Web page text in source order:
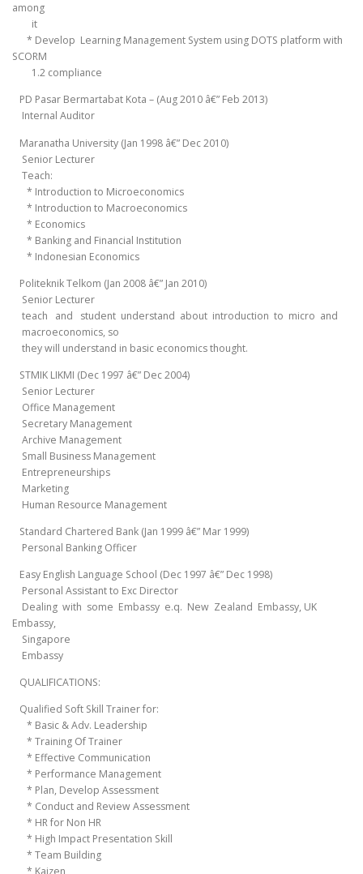
among
it
* Develop Learning Management System using DOTS platform with
SCORM
1.2 compliance
PD Pasar Bermartabat Kota – (Aug 2010 â€” Feb 2013)
Internal Auditor
Maranatha University (Jan 1998 â€” Dec 2010)
Senior Lecturer
Teach:
* Introduction to Microeconomics
* Introduction to Macroeconomics
* Economics
* Banking and Financial Institution
* Indonesian Economics
Politeknik Telkom (Jan 2008 â€” Jan 2010)
Senior Lecturer
teach and student understand about introduction to micro and
macroeconomics, so
they will understand in basic economics thought.
STMIK LIKMI (Dec 1997 â€” Dec 2004)
Senior Lecturer
Office Management
Secretary Management
Archive Management
Small Business Management
Entrepreneurships
Marketing
Human Resource Management
Standard Chartered Bank (Jan 1999 â€” Mar 1999)
Personal Banking Officer
Easy English Language School (Dec 1997 â€” Dec 1998)
Personal Assistant to Exc Director
Dealing with some Embassy e.q. New Zealand Embassy, UK
Embassy,
Singapore
Embassy
QUALIFICATIONS:
Qualified Soft Skill Trainer for:
* Basic & Adv. Leadership
* Training Of Trainer
* Effective Communication
* Performance Management
* Plan, Develop Assessment
* Conduct and Review Assessment
* HR for Non HR
* High Impact Presentation Skill
* Team Building